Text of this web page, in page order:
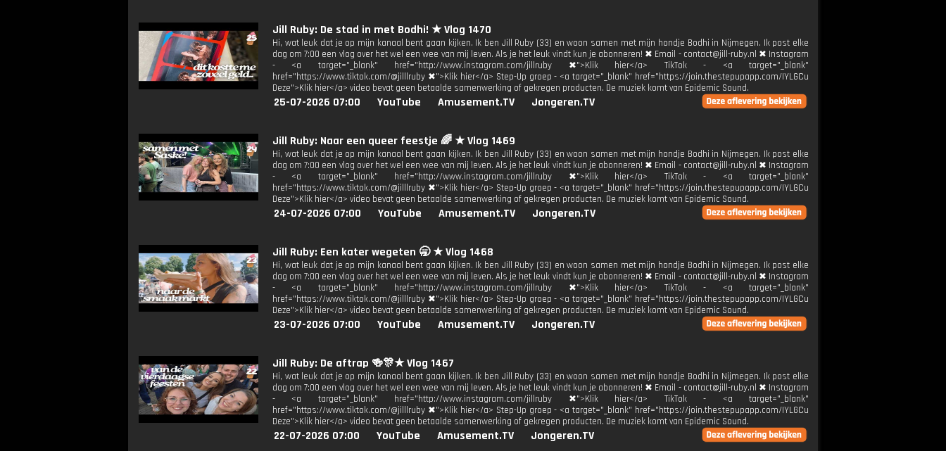
Jill Ruby: De stad in met Bodhi! ★ Vlog 1470
Hi, wat leuk dat je op mijn kanaal bent gaan kijken. Ik ben Jill Ruby (33) en woon samen met mijn hondje Bodhi in Nijmegen. Ik post elke
dag om 7:00 een vlog over het wel een wee van mij leven. Als je het leuk vindt kun je abonneren! ✖ Email - contact@jill-ruby.nl ✖ Instagram
- <a target="_blank" href="http://www.instagram.com/jillruby ✖">Klik hier</a> TikTok - <a target="_blank"
href="https://www.tiktok.com/@jilllruby ✖">Klik hier</a> Step-Up groep - <a target="_blank" href="https://join.thestepupapp.com/IYLGCu
Deze">Klik hier</a> video bevat geen betaalde samenwerking of gekregen producten. De muziek komt van Epidemic Sound.
25-07-2026 07:00 YouTube Amusement.TV Jongeren.TV
Jill Ruby: Naar een queer feestje 🌈 ★ Vlog 1469
Hi, wat leuk dat je op mijn kanaal bent gaan kijken. Ik ben Jill Ruby (33) en woon samen met mijn hondje Bodhi in Nijmegen. Ik post elke
dag om 7:00 een vlog over het wel een wee van mij leven. Als je het leuk vindt kun je abonneren! ✖ Email - contact@jill-ruby.nl ✖ Instagram
- <a target="_blank" href="http://www.instagram.com/jillruby ✖">Klik hier</a> TikTok - <a target="_blank"
href="https://www.tiktok.com/@jilllruby ✖">Klik hier</a> Step-Up groep - <a target="_blank" href="https://join.thestepupapp.com/IYLGCu
Deze">Klik hier</a> video bevat geen betaalde samenwerking of gekregen producten. De muziek komt van Epidemic Sound.
24-07-2026 07:00 YouTube Amusement.TV Jongeren.TV
Jill Ruby: Een kater wegeten 🥱 ★ Vlog 1468
Hi, wat leuk dat je op mijn kanaal bent gaan kijken. Ik ben Jill Ruby (33) en woon samen met mijn hondje Bodhi in Nijmegen. Ik post elke
dag om 7:00 een vlog over het wel een wee van mij leven. Als je het leuk vindt kun je abonneren! ✖ Email - contact@jill-ruby.nl ✖ Instagram
- <a target="_blank" href="http://www.instagram.com/jillruby ✖">Klik hier</a> TikTok - <a target="_blank"
href="https://www.tiktok.com/@jilllruby ✖">Klik hier</a> Step-Up groep - <a target="_blank" href="https://join.thestepupapp.com/IYLGCu
Deze">Klik hier</a> video bevat geen betaalde samenwerking of gekregen producten. De muziek komt van Epidemic Sound.
23-07-2026 07:00 YouTube Amusement.TV Jongeren.TV
Jill Ruby: De aftrap 🍻🎊★ Vlog 1467
Hi, wat leuk dat je op mijn kanaal bent gaan kijken. Ik ben Jill Ruby (33) en woon samen met mijn hondje Bodhi in Nijmegen. Ik post elke
dag om 7:00 een vlog over het wel een wee van mij leven. Als je het leuk vindt kun je abonneren! ✖ Email - contact@jill-ruby.nl ✖ Instagram
- <a target="_blank" href="http://www.instagram.com/jillruby ✖">Klik hier</a> TikTok - <a target="_blank"
href="https://www.tiktok.com/@jilllruby ✖">Klik hier</a> Step-Up groep - <a target="_blank" href="https://join.thestepupapp.com/IYLGCu
Deze">Klik hier</a> video bevat geen betaalde samenwerking of gekregen producten. De muziek komt van Epidemic Sound.
22-07-2026 07:00 YouTube Amusement.TV Jongeren.TV